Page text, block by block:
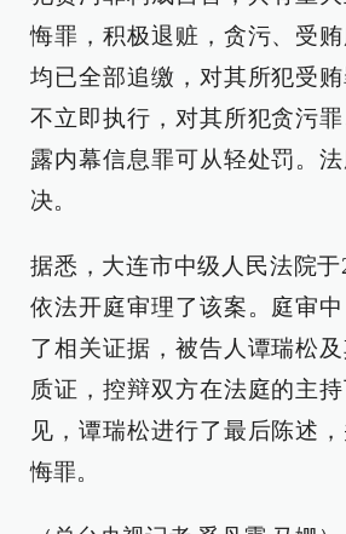
悔罪，积极退赃，贪污、受
均已全部追缴，对其所犯受
不立即执行，对其所犯贪污
露内幕信息罪可从轻处罚。
决。
据悉，大连市中级人民法院于
依法开庭审理了该案。庭审
了相关证据，被告人谭瑞松
质证，控辩双方在法庭的主
见，谭瑞松进行了最后陈述
悔罪。